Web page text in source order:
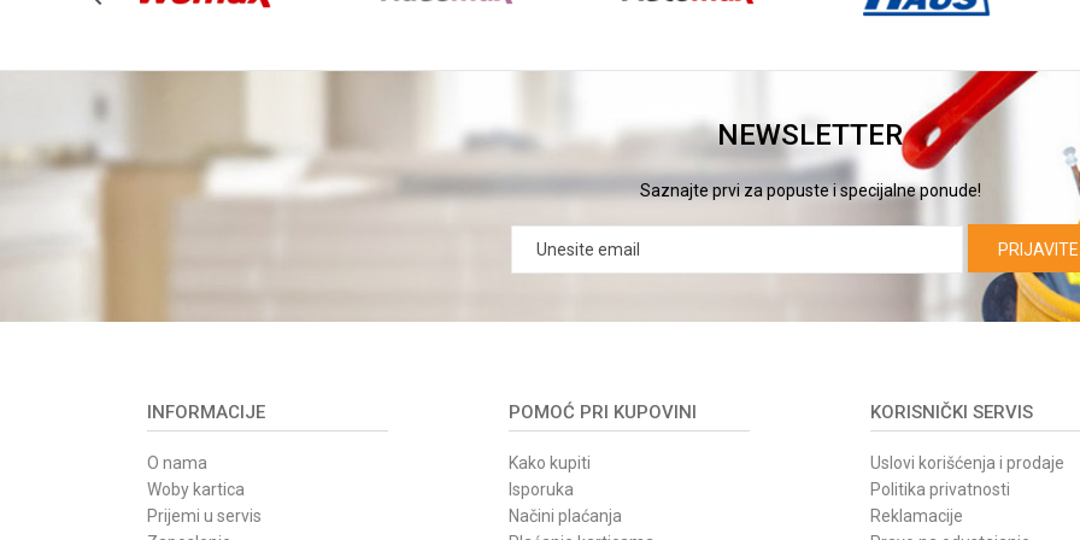
NEWSLETTER
Saznajte prvi za popuste i specijalne ponude!
INFORMACIJE
O nama
Woby kartica
Prijemi u servis
POMOĆ PRI KUPOVINI
Kako kupiti
Isporuka
Načini plaćanja
KORISNIČKI SERVIS
Uslovi korišćenja i prodaje
Politika privatnosti
Reklamacije